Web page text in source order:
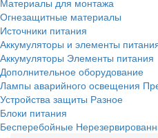
Материалы для монтажа
Огнезащитные материалы
Источники питания
Аккумуляторы и элементы
Аккумуляторы Элементы питания
Дополнительное оборудование
Лампы аварийного освещения
Устройства защиты Разное
Блоки питания
Бесперебойные